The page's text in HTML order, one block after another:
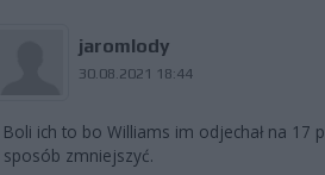
jaromlody
30.08.2021 18:44
Boli ich to bo Williams im odjechał na
sposób zmniejszyć.